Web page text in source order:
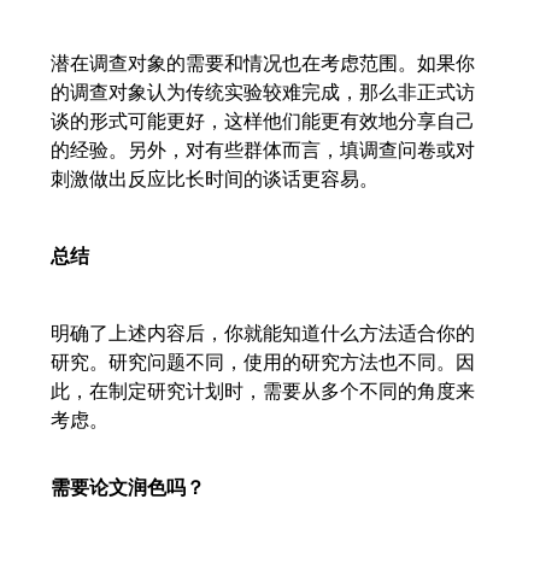
潜在调查对象的需要和情况也在考虑范围。如果你
的调查对象认为传统实验较难完成，那么非正式访
谈的形式可能更好，这样他们能更有效地分享自己
的经验。另外，对有些群体而言，填调查问卷或对
刺激做出反应比长时间的谈话更容易。
总结
明确了上述内容后，你就能知道什么方法适合你的
研究。研究问题不同，使用的研究方法也不同。因
此，在制定研究计划时，需要从多个不同的角度来
考虑。
需要论文润色吗？